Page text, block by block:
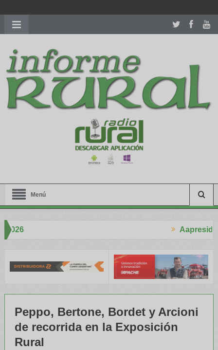
richardmillereplica
women.patekphilippe.tofor sale in usa recognized command with
dining room table ceremony. welcome to our
perfectwatches.is
shop. best youngsexdoll.comwith professional customer
services. 1: 1 design high
https://reallydiamond.com/
Menú
Peppo, Bertone, Bordet y Arcioni
de recorrida en la Exposición
Rural